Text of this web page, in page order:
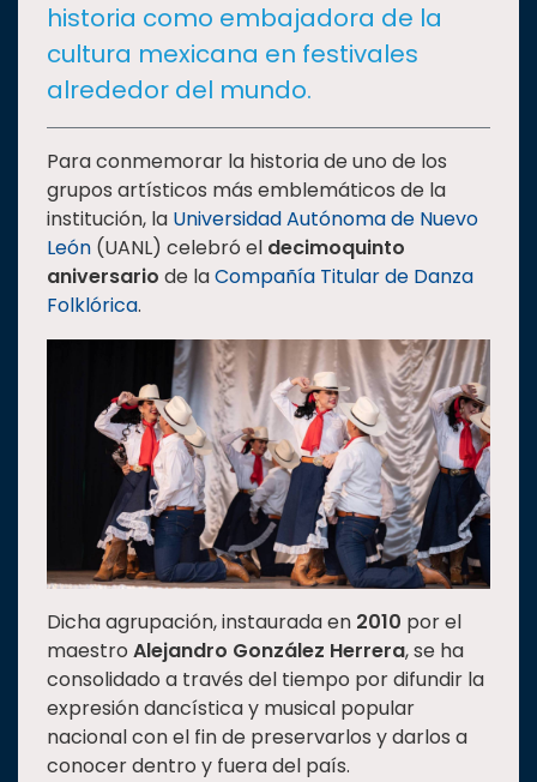
SALUD
SUSTENTABILIDAD
TEMAS
Oferta
educativa
Investigación
Internacionalización
Responsabilidad
Vinculación
Historia
Universiada
Nacional
historia como embajadora de la
cultura mexicana en festivales
alrededor del mundo.
Para conmemorar la historia de uno de los
grupos artísticos más emblemáticos de la
institución, la Universidad Autónoma de Nuevo
León (UANL) celebró el decimoquinto
aniversario de laCompañía Titular de Danza
Folklórica.
Dicha agrupación, instaurada en 2010 por el
maestro Alejandro González Herrera, se ha
consolidado a través del tiempo por difundir la
expresión dancística y musical popular
nacional con el fin de preservarlos y darlos a
conocer dentro y fuera del país.